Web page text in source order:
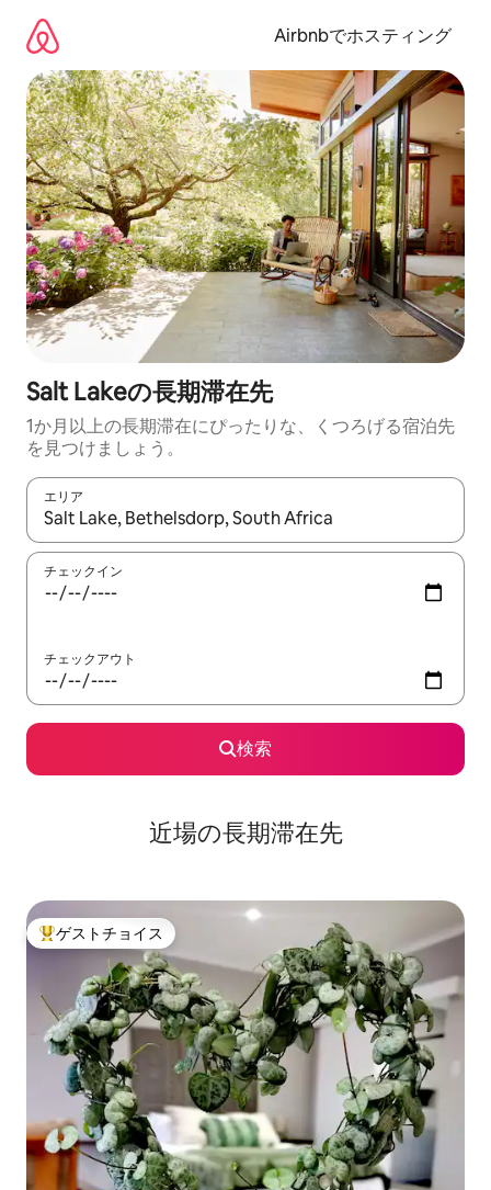
Airbnbでホスティング
Salt Lakeの長期滞在先
1か月以上の長期滞在にぴったりな、くつろげる宿泊先
を見つけましょう。
エリア
検索結果が表示されたら、上下の矢印キーを使って移動するか
チェックイン
チェックアウト
検索
近場の長期滞在先
大好評のゲストチョイスです。
ゲストチョイス